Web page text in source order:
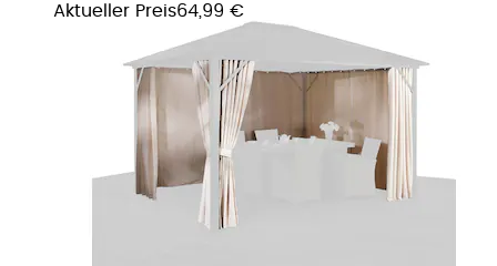
Aktueller Preis64,99 €